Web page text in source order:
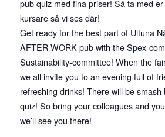
pub quiz med fina priser! Så ta med
kursare så vi ses där!
Get ready for the best part of Ultuna
AFTER WORK pub with the Spex-
Sustainability-committee! When the
we all invite you to an evening full of
refreshing drinks! There will be
quiz! So bring your colleagues and
we’ll see you there!